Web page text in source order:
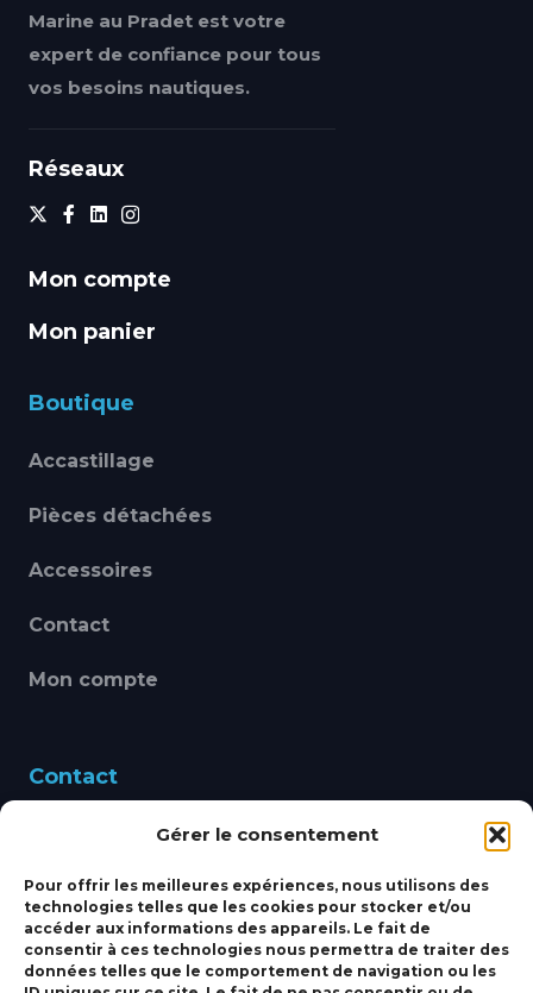
Gérer le consentement
Pour offrir les meilleures expériences, nous utilisons des
technologies telles que les cookies pour stocker et/ou
accéder aux informations des appareils. Le fait de
consentir à ces technologies nous permettra de traiter des
données telles que le comportement de navigation ou les
Marine au Pradet est votre
expert de confiance pour tous
vos besoins nautiques.
Réseaux
Mon compte
Mon panier
Boutique
Accastillage
Pièces détachées
Accessoires
Contact
Mon compte
Contact
460 Avenue Alain Le
bbsmarine@bbs-
marine.fr